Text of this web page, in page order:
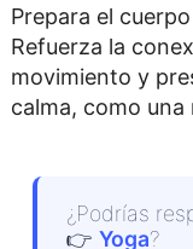
Prepara el
Refuerza la
movimiento y
calma, como una
¿Podrías
👉Yoga?